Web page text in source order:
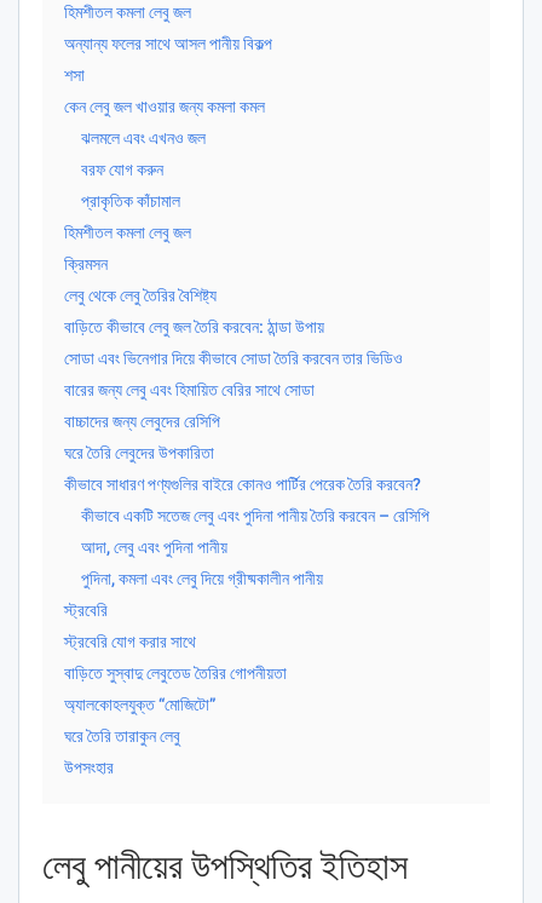
হিমশীতল কমলা লেবু জল
অন্যান্য ফলের সাথে আসল পানীয় বিকল্প
শসা
কেন লেবু জল খাওয়ার জন্য কমলা কমল
ঝলমলে এবং এখনও জল
বরফ যোগ করুন
প্রাকৃতিক কাঁচামাল
হিমশীতল কমলা লেবু জল
ক্রিমসন
লেবু থেকে লেবু তৈরির বৈশিষ্ট্য
বাড়িতে কীভাবে লেবু জল তৈরি করবেন: ঠান্ডা উপায়
সোডা এবং ভিনেগার দিয়ে কীভাবে সোডা তৈরি করবেন তার ভিডিও
বারের জন্য লেবু এবং হিমায়িত বেরির সাথে সোডা
বাচ্চাদের জন্য লেবুদের রেসিপি
ঘরে তৈরি লেবুদের উপকারিতা
কীভাবে সাধারণ পণ্যগুলির বাইরে কোনও পার্টির পেরেক তৈরি করবেন?
কীভাবে একটি সতেজ লেবু এবং পুদিনা পানীয় তৈরি করবেন – রেসিপি
আদা, লেবু এবং পুদিনা পানীয়
পুদিনা, কমলা এবং লেবু দিয়ে গ্রীষ্মকালীন পানীয়
স্ট্রবেরি
স্ট্রবেরি যোগ করার সাথে
বাড়িতে সুস্বাদু লেবুতেড তৈরির গোপনীয়তা
অ্যালকোহলযুক্ত “মোজিটো”
ঘরে তৈরি তারাকুন লেবু
উপসংহার
লেবু পানীয়ের উপস্থিতির ইতিহাস